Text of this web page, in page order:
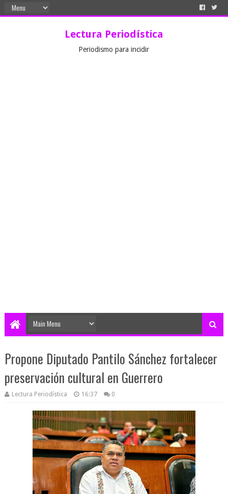
Lectura Periodística
Periodismo para incidir
Propone Diputado Pantilo Sánchez fortalecer
preservación cultural en Guerrero
Lectura Periodística 16:37 0